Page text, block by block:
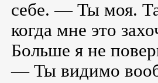
себе. — Ты моя.
когда мне это
Больше я не
— Ты видимо